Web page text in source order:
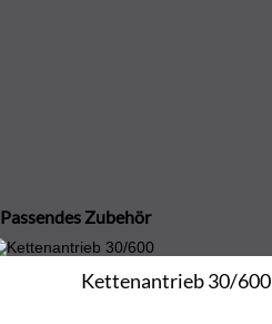
Passendes Zubehör
Kettenantrieb 30/600